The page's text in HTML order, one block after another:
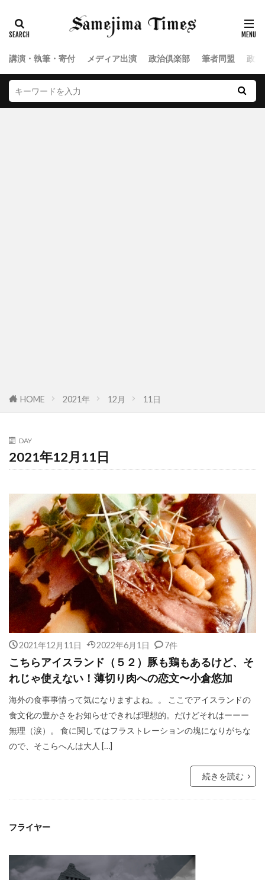
講演・執筆・寄付 メディア出演 政治倶楽部 筆者同盟 政
HOME 2021年 12月 11日
DAY
2021年12月11日
2021年12月11日 2022年6月1日 7件
こちらアイスランド（５２）豚も鶏もあるけど、そ
れじゃ使えない！薄切り肉への恋文〜小倉悠加
海外の食事事情って気になりますよね。。 ここでアイスランドの
食文化の豊かさをお知らせできれば理想的。だけどそれはーーー
無理（涙）。 食に関してはフラストレーションの塊になりがちな
ので、そこらへんは大人 […]
続きを読む
フライヤー